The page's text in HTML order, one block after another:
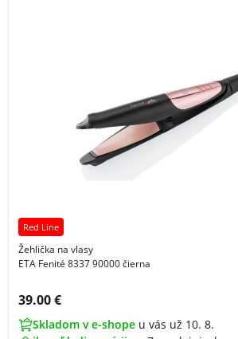
Red Line
Žehlička na vlasy
ETA Fenité 8337 90000 čierna
Cena s DPH:
39.00 €
Skladom v e-shope u vás už 10. 8.